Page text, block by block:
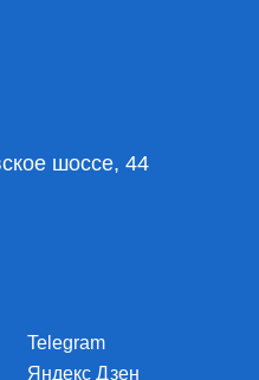
шоссе, 44
Telegram
Яндекс Дзен